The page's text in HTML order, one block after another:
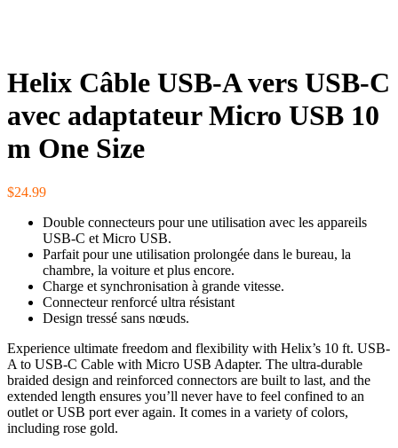
Helix Câble USB-A vers USB-C
avec adaptateur Micro USB 10
m One Size
$24.99
Double connecteurs pour une utilisation avec les appareils
USB-C et Micro USB.
Parfait pour une utilisation prolongée dans le bureau, la
chambre, la voiture et plus encore.
Charge et synchronisation à grande vitesse.
Connecteur renforcé ultra résistant
Design tressé sans nœuds.
Experience ultimate freedom and flexibility with Helix’s 10 ft. USB-
A to USB-C Cable with Micro USB Adapter. The ultra-durable
braided design and reinforced connectors are built to last, and the
extended length ensures you’ll never have to feel confined to an
outlet or USB port ever again. It comes in a variety of colors,
including rose gold.